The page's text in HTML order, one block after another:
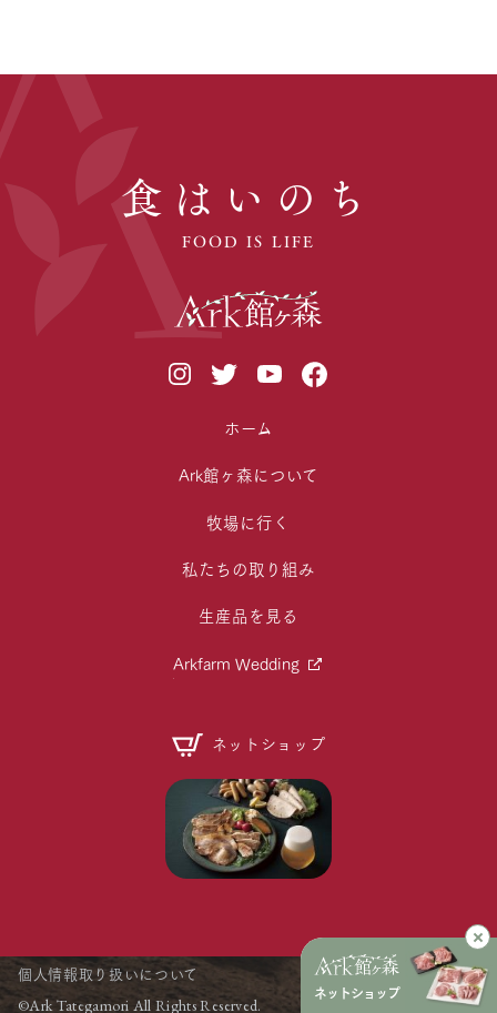
ネットショップ
食はいのち
FOOD IS LIFE
ホーム
Ark館ヶ森について
牧場に行く
私たちの取り組み
生産品を見る
Arkfarm Wedding
ネットショップ
個人情報取り扱いについて
©Ark Tategamori All Rights Reserved.